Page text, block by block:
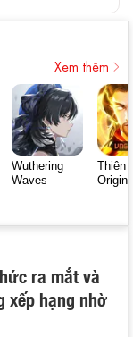
Xem thêm
Wuthering
Waves
Thiên
Origin
ra mắt và
xếp hạng nhờ